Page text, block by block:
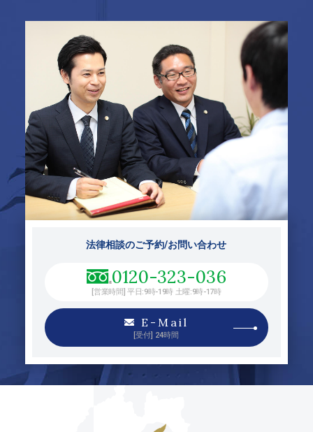
法律相談のご予約/お問い合わせ
0120-323-036
[営業時間] 平日:9時-19時 土曜:9時-17時
E-Mail
[受付] 24時間